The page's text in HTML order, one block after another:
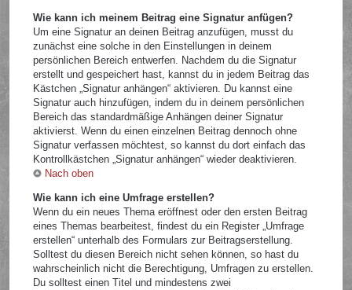
Wie kann ich meinem Beitrag eine Signatur anfügen?
Um eine Signatur an deinen Beitrag anzufügen, musst du
zunächst eine solche in den Einstellungen in deinem
persönlichen Bereich entwerfen. Nachdem du die Signatur
erstellt und gespeichert hast, kannst du in jedem Beitrag das
Kästchen „Signatur anhängen“ aktivieren. Du kannst eine
Signatur auch hinzufügen, indem du in deinem persönlichen
Bereich das standardmäßige Anhängen deiner Signatur
aktivierst. Wenn du einen einzelnen Beitrag dennoch ohne
Signatur verfassen möchtest, so kannst du dort einfach das
Kontrollkästchen „Signatur anhängen“ wieder deaktivieren.
Nach oben
Wie kann ich eine Umfrage erstellen?
Wenn du ein neues Thema eröffnest oder den ersten Beitrag
eines Themas bearbeitest, findest du ein Register „Umfrage
erstellen“ unterhalb des Formulars zur Beitragserstellung.
Solltest du diesen Bereich nicht sehen können, so hast du
wahrscheinlich nicht die Berechtigung, Umfragen zu erstellen.
Du solltest einen Titel und mindestens zwei